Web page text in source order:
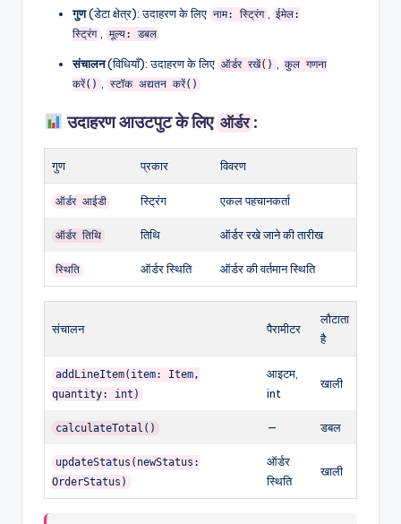
गुण(डेटा क्षेत्र): उदाहरण के लिए नाम: स्ट्रिंग
ईमेल:
स्ट्रिंग
मूल्य: डबल
संचालन(विधियाँ): उदाहरण के लिए ऑर्डर रखें()
कुल गणना
करें()
स्टॉक अद्यतन करें()
उदाहरण आउटपुट के लिए ऑर्डर :
गुण प्रकार विवरण
ऑर्डर आईडी स्ट्रिंग एकल पहचानकर्ता
ऑर्डर तिथि तिथि ऑर्डर रखे जाने की तारीख
स्थिति ऑर्डर स्थिति ऑर्डर की वर्तमान स्थिति
संचालन पैरामीटर
लौटाता
है
addLineItem(item: Item,
quantity: int)
आइटम,
int
खाली
calculateTotal() — डबल
updateStatus(newStatus:
OrderStatus)
ऑर्डर
स्थिति
खाली